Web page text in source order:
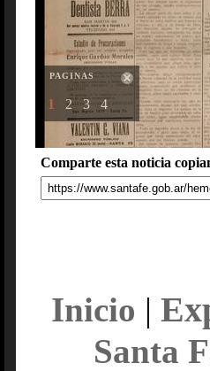
PAGINAS
1 2 3 4
Comparte esta noticia
Inicio |
Santa